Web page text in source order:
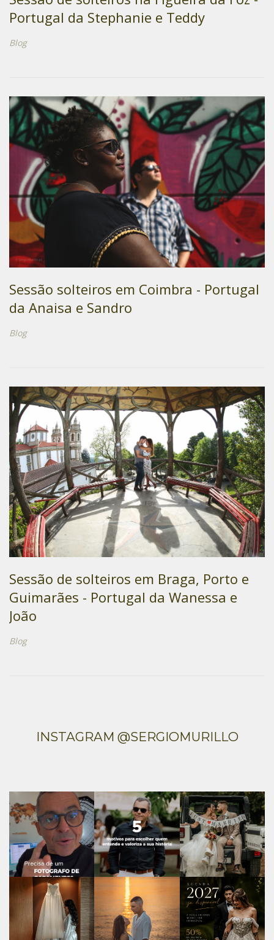
Portugal da Stephanie e Teddy
Blog
Sessão solteiros em Coimbra - Portugal
da Anaisa e Sandro
Blog
Sessão de solteiros em Braga, Porto e
Guimarães - Portugal da Wanessa e
João
Blog
INSTAGRAM @SERGIOMURILLO